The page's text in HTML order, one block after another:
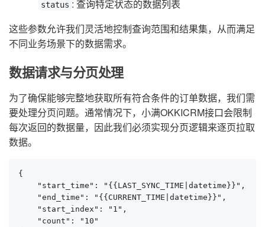
status : 查询特定状态的数据列表
这些参数允许我们灵活地控制查询范围和结果集，从而满足
不同业务场景下的数据需求。
数据请求与分页处理
为了确保能够完整地获取所有符合条件的订单数据，我们需
要处理分页问题。通常情况下，小满OKKICRM接口会限制
每次返回的数据量，因此我们必须实现分页逻辑来逐页拉取
数据。
{
    "start_time": "{{LAST_SYNC_TIME|datetime}}",
    "end_time": "{{CURRENT_TIME|datetime}}",
    "start_index": "1",
    "count": "10"